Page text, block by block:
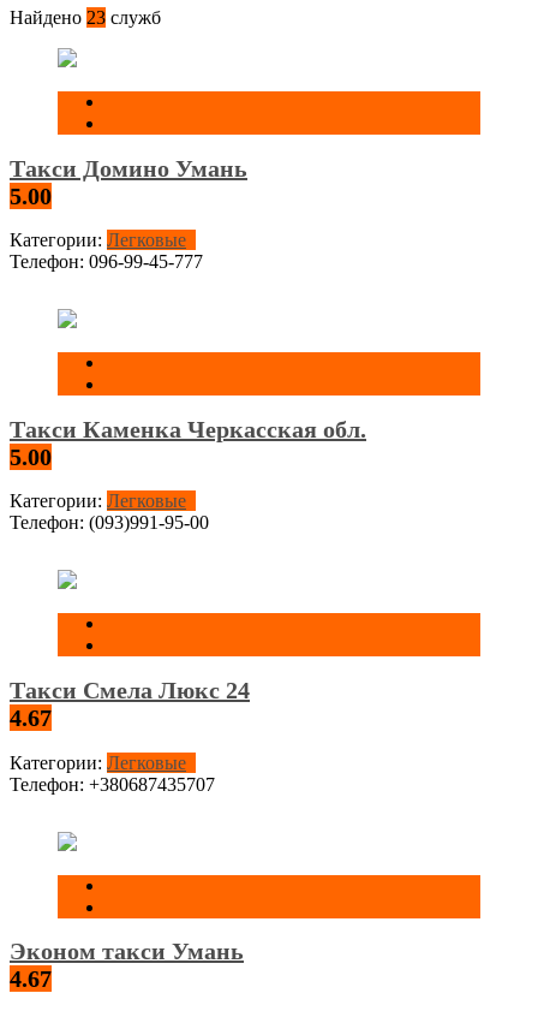
Найдено 23 служб
Такси Домино Умань
5.00
Категории: Легковые
Телефон: 096-99-45-777
Такси Каменка Черкасская обл.
5.00
Категории: Легковые
Телефон: (093)991-95-00
Такси Смела Люкс 24
4.67
Категории: Легковые
Телефон: +380687435707
Эконом такси Умань
4.67